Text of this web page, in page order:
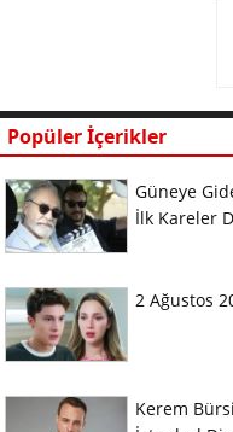
Popüler İçerikler
Güneye
İlk Kareler
2 Ağustos
Kerem